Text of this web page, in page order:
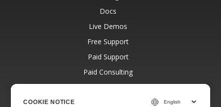
Docs
Live Demos
Free Support
Paid Support
Paid Consulting
Blog
COOKIE NOTICE